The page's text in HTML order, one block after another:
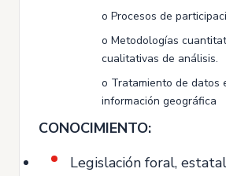
o Procesos de
o Metodologías
cualitativas de análisis.
o Tratamiento de datos
información geográfica
CONOCIMIENTO:
Legislación foral,